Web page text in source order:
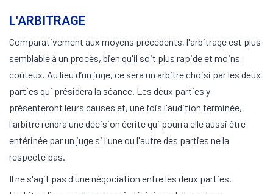
L'ARBITRAGE
Comparativement aux moyens précédents, l'arbitrage est plus
semblable à un procès, bien qu'il soit plus rapide et moins
coûteux. Au lieu d’un juge, ce sera un arbitre choisi par les deux
parties qui présidera la séance. Les deux parties y
présenteront leurs causes et, une fois l'audition terminée,
l'arbitre rendra une décision écrite qui pourra elle aussi être
entérinée par un juge si l'une ou l'autre des parties ne la
respecte pas.
Il ne s'agit pas d'une négociation entre les deux parties.